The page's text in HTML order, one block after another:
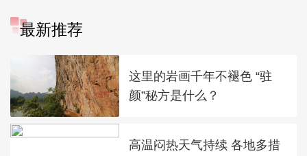
最新推荐
这里的岩画千年不褪色 “驻
颜”秘方是什么？
高温闷热天气持续 各地多措